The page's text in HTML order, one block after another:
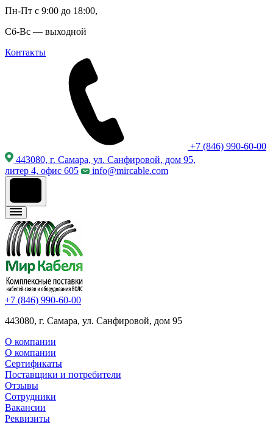
Пн-Пт с 9:00 до 18:00,
Сб-Вс — выходной
Контакты
+7 (846) 990-60-00
443080, г. Самара, ул. Санфировой, дом 95,
литер 4, офис 605
info@mircable.com
+7 (846) 990-60-00
443080, г. Самара, ул. Санфировой, дом 95
О компании
О компании
Сертификаты
Поставщики и потребители
Отзывы
Сотрудники
Вакансии
Реквизиты